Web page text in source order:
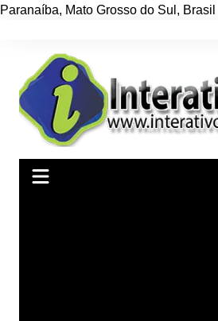
Paranaíba, Mato Grosso do Sul , Brasil
conteúdo